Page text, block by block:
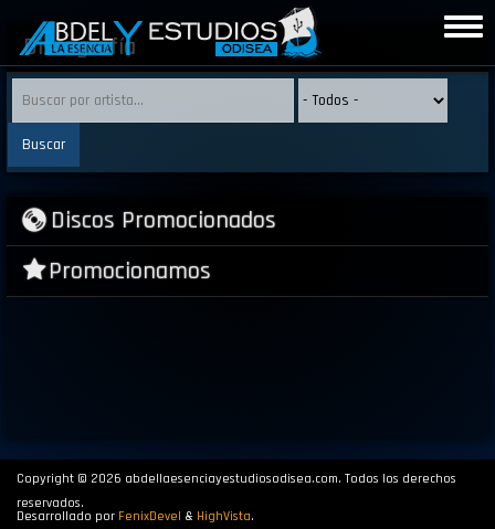
contenido
principal
Discografía
Discos Promocionados
Promocionamos
Copyright © 2026 abdellaesenciayestudiosodisea.com. Todos los derechos
reservados.
Desarrollado por FenixDevel & HighVista.